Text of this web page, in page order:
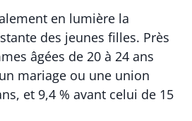
en lumière la
des jeunes filles. Près
âgées de 20 à 24 ans
mariage ou une union
et 9,4 % avant celui de 15